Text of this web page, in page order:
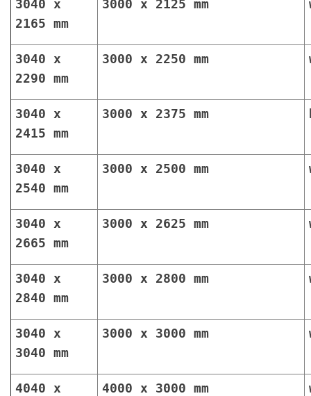
3040 x
2165 mm
3000 x 2125 mm
3040 x
2290 mm
3000 x 2250 mm
3040 x
2415 mm
3000 x 2375 mm
3040 x
2540 mm
3000 x 2500 mm
3040 x
2665 mm
3000 x 2625 mm
3040 x
2840 mm
3000 x 2800 mm
3040 x
3040 mm
3000 x 3000 mm
4040 x
4000 x 3000 mm